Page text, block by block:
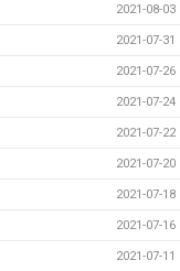
2021-08-03
2021-07-31
2021-07-26
2021-07-24
2021-07-22
2021-07-20
2021-07-18
2021-07-16
2021-07-11